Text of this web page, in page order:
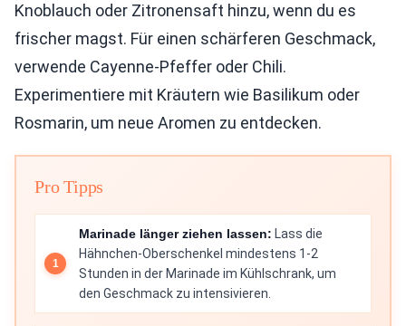
Knoblauch oder Zitronensaft hinzu, wenn du es
frischer magst. Für einen schärferen Geschmack,
verwende Cayenne-Pfeffer oder Chili.
Experimentiere mit Kräutern wie Basilikum oder
Rosmarin, um neue Aromen zu entdecken.
Pro Tipps
Marinade länger ziehen lassen: Lass die
Hähnchen-Oberschenkel mindestens 1-2
Stunden in der Marinade im Kühlschrank, um
den Geschmack zu intensivieren.